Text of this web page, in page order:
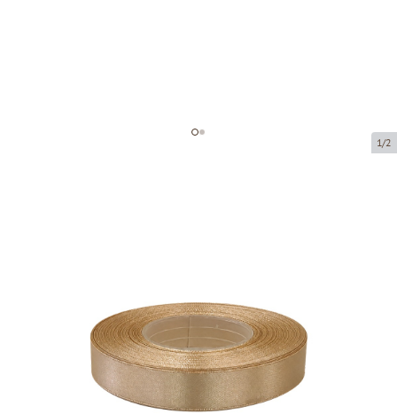
1/2
Product can be collected from a pickup point.
Price per 1 piece